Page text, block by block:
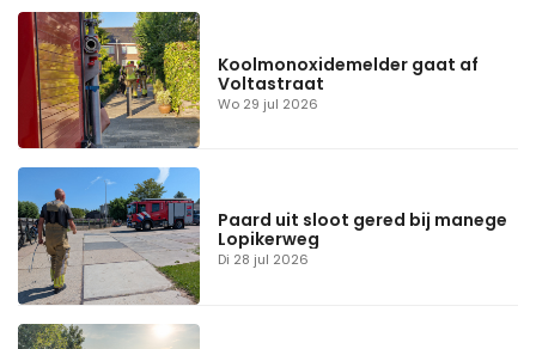
Wo 29 jul 2026
Koolmonoxidemelder gaat af
Voltastraat
Di 28 jul 2026
Paard uit sloot gered bij manege
Lopikerweg